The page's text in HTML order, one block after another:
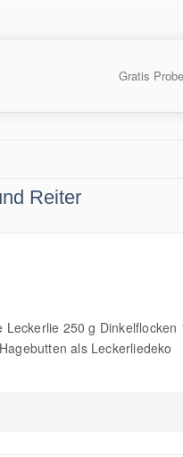
Gratis Probe
Reiter
250 g Dinkelflocken
als Leckerliedeko